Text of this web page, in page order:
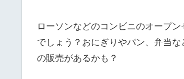
ローソンなどのコンビニのオープ
でしょう？おにぎりやパン、弁当
の販売があるかも？